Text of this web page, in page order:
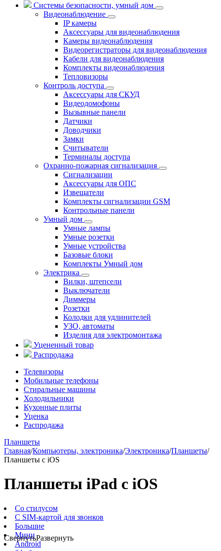
Системы безопасности, умный дом
Видеонаблюдение
IP камеры
Аксессуары для видеонаблюдения
Камеры видеонаблюдения
Видеорегистраторы для видеонаблюдения
Кабели для видеонаблюдения
Комплекты видеонаблюдения
Тепловизоры
Контроль доступа
Аксессуары для СКУД
Видеодомофоны
Вызывные панели
Датчики
Доводчики
Замки
Считыватели
Терминалы доступа
Охранно-пожарная сигнализация
Сигнализации
Аксессуары для ОПС
Извещатели
Комплекты сигнализации GSM
Контрольные панели
Умный дом
Умные лампы
Умные розетки
Умные устройства
Базовые блоки
Комплекты Умный дом
Электрика
Вилки, штепсели
Выключатели
Диммеры
Розетки
Колодки для удлинителей
УЗО, автоматы
Изделия для электромонтажа
Уцененный товар
Распродажа
Телевизоры
Мобильные телефоны
Стиральные машины
Холодильники
Кухонные плиты
Уценка
Распродажа
Планшеты
Главная/Компьютеры, электроника/Электроника/Планшеты/
Планшеты с iOS
Планшеты iPad c iOS
Со стилусом
С SIM-картой для звонков
Большие
Мини
Android
СвернутьРазвернуть